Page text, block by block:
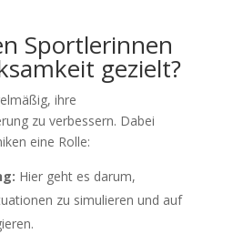
Sportlerinnen
gezielt?
ihre
zu verbessern. Dabei
eine Rolle:
Hier geht es darum,
zu simulieren und auf